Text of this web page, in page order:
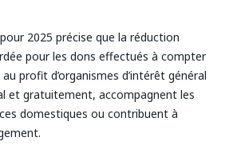
2025 précise que la réduction
pour les dons effectués à compter
profit d’organismes d’intérêt général
et gratuitement, accompagnent les
domestiques ou contribuent à